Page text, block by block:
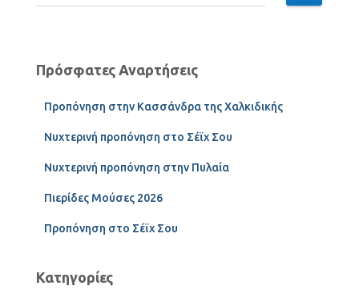
Πρόσφατες Αναρτήσεις
Προπόνηση στην Κασσάνδρα της Χαλκιδικής
Νυχτερινή προπόνηση στο Σέϊχ Σου
Νυχτερινή προπόνηση στην Πυλαία
Πιερίδες Μούσες 2026
Προπόνηση στο Σέϊχ Σου
Κατηγορίες